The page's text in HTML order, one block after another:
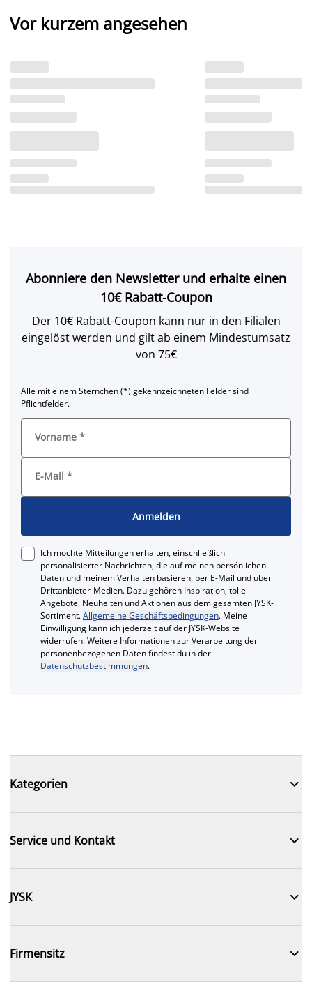
Vor kurzem angesehen
Abonniere den Newsletter und erhalte einen
10€ Rabatt-Coupon
Der 10€ Rabatt-Coupon kann nur in den Filialen
eingelöst werden und gilt ab einem Mindestumsatz
von 75€
Alle mit einem Sternchen (*) gekennzeichneten Felder sind
Pflichtfelder.
Vorname *
E-Mail *
Anmelden
Ich möchte Mitteilungen erhalten, einschließlich
personalisierter Nachrichten, die auf meinen persönlichen
Daten und meinem Verhalten basieren, per E-Mail und über
Drittanbieter-Medien. Dazu gehören Inspiration, tolle
Angebote, Neuheiten und Aktionen aus dem gesamten JYSK-
Sortiment.Allgemeine Geschäftsbedingungen. Meine
Einwilligung kann ich jederzeit auf der JYSK-Website
widerrufen. Weitere Informationen zur Verarbeitung der
personenbezogenen Daten findest du in der
Datenschutzbestimmungen.
Kategorien 
Service und Kontakt 
JYSK 
Firmensitz 